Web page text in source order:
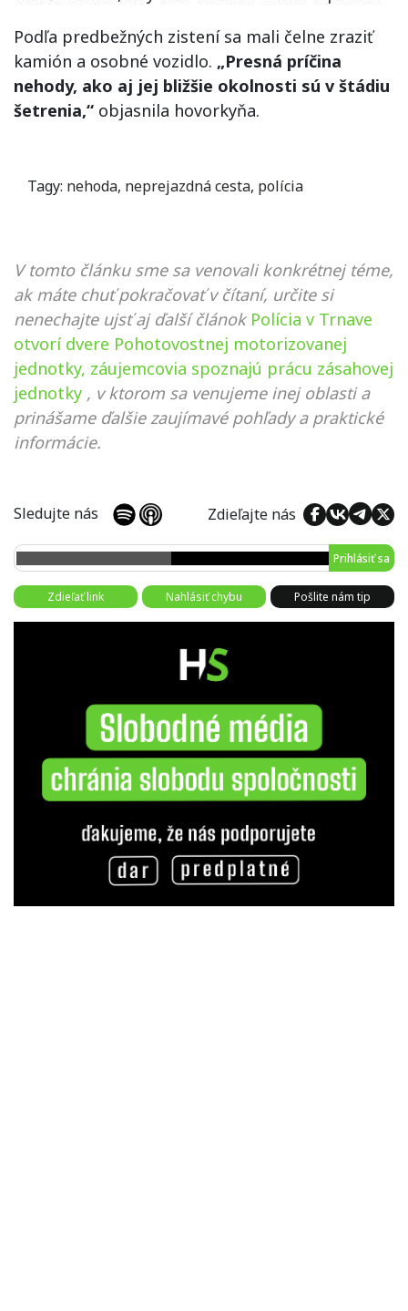
Podľa predbežných zistení sa mali čelne zraziť
kamión a osobné vozidlo. „Presná príčina
nehody, ako aj jej bližšie okolnosti sú v štádiu
šetrenia,“ objasnila hovorkyňa.
Tagy: nehoda, neprejazdná cesta, polícia
V tomto článku sme sa venovali konkrétnej téme,
ak máte chuť pokračovať v čítaní, určite si
nenechajte ujsť aj ďalší článok Polícia v Trnave
otvorí dvere Pohotovostnej motorizovanej
jednotky, záujemcovia spoznajú prácu zásahovej
jednotky , v ktorom sa venujeme inej oblasti a
prinášame ďalšie zaujímavé pohľady a praktické
informácie.
Sledujte nás Zdieľajte nás
Prihlásiť sa
Zdieľať link Nahlásiť chybu Pošlite nám tip